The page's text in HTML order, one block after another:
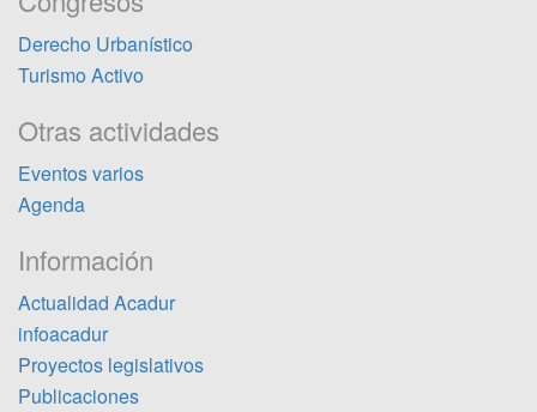
Derecho Urbanístico
Turismo Activo
Otras actividades
Eventos varios
Agenda
Información
Actualidad Acadur
infoacadur
Proyectos legislativos
Publicaciones